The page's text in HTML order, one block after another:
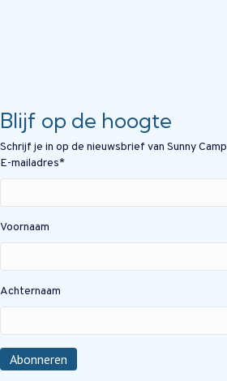
Blijf op de hoogte
Schrijf je in op de nieuwsbrief van Sunny Camp
E-mailadres*
Voornaam
Achternaam
Abonneren